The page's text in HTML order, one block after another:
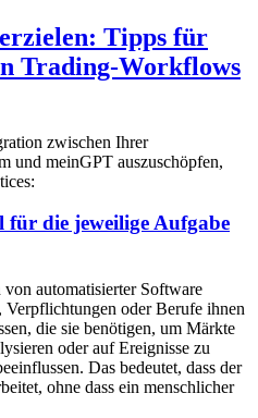
Tipps für
Trading-Workflows
zwischen Ihrer
und meinGPT auszuschöpfen,
die jeweilige Aufgabe
automatisierter Software
Verpflichtungen oder Berufe ihnen
die sie benötigen, um Märkte
oder auf Ereignisse zu
Das bedeutet, dass der
ohne dass ein menschlicher